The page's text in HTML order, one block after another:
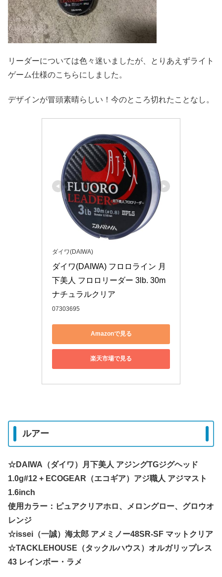
リーダーについては色々迷いましたが、とりあえずライト
ゲーム仕様のこちらにしました。
デザインが冒頭素晴らしい！今のところ切れたことなし。
ダイワ(DAIWA)
ダイワ(DAIWA) フロロライン 月
下美人 フロロリーダー 3lb. 30m
ナチュラルクリア
07303695
Amazonで見る
楽天市場で見る
ルアー
☆DAIWA（ダイワ）月下美人 アジングTGジグヘッド
1.0g#12 + ECOGEAR（エコギア）アジ職人 アジマスト
1.6inch
使用カラー：ピュアクリアホロ、メロングロー、グロウオ
レンジ
☆issei（一誠）海太郎 アメミノー48SR-SF マットクリア
☆TACKLEHOUSE（タックルハウス）オルガリップレス
43 レインボー・ラメ